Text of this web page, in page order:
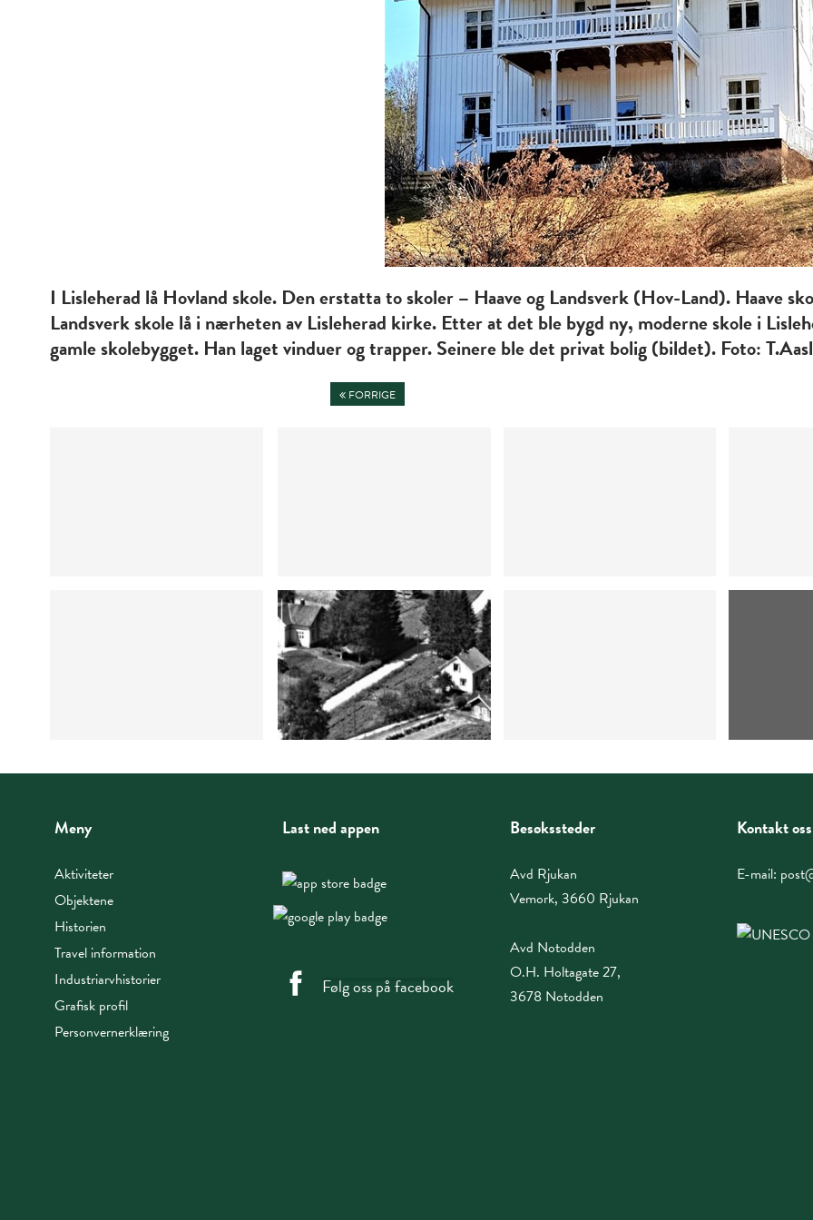
I Lisleherad lå Hovland skole. Den erstatta to skoler – Haave og Landsverk (Hov-Land). Haave
Landsverk skole lå i nærheten av Lisleherad kirke. Etter at det ble bygd ny, moderne skole i
gamle skolebygget. Han laget vinduer og trapper. Seinere ble det privat bolig (bildet). Foto:
FORRIGE
Meny
Aktiviteter
Objektene
Historien
Travel information
Industriarvhistorier
Grafisk profil
Personvernerklæring
Last ned appen
Følg oss på facebook
Besøkssteder
Avd Rjukan
Vemork, 3660 Rjukan
Avd Notodden
O.H. Holtagate 27,
3678 Notodden
Kontakt oss
E-mail: